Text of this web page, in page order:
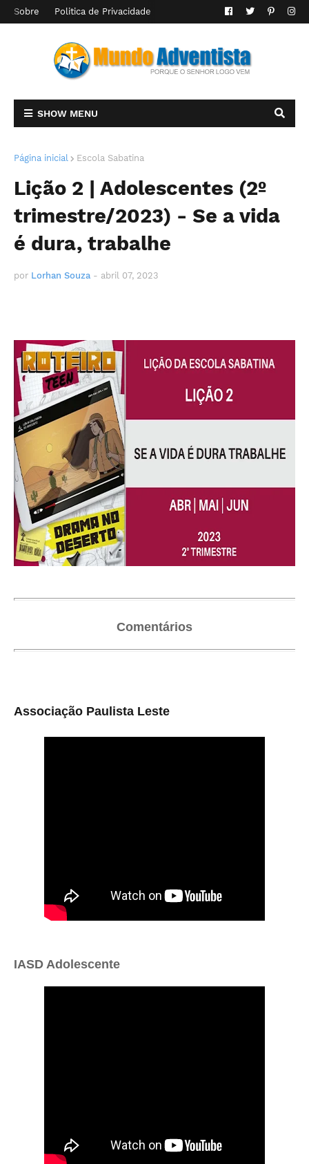
Sobre Politica de Privacidade
SHOW MENU
Página inicial Escola Sabatina
Lição 2 | Adolescentes (2º
trimestre/2023) - Se a vida
é dura, trabalhe
por Lorhan Souza - abril 07, 2023
Comentários
Associação Paulista Leste
IASD Adolescente